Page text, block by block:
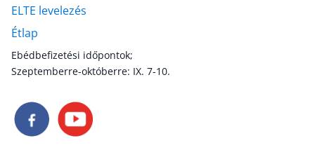
ELTE levelezés
Étlap
Ebédbefizetési időpontok;
Szeptemberre-októberre: IX. 7-10.